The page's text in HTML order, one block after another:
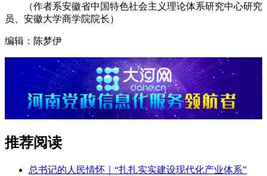
（作者系安徽省中国特色社会主义理论体系研究中心研究
员、安徽大学商学院院长）
编辑：陈梦伊
推荐阅读
总书记的人民情怀｜“扎扎实实建设现代化产业体系”